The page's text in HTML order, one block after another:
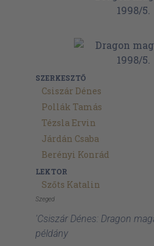
SZERKESZTŐ
Csiszár Dénes
Pollák Tamás
Tézsla Ervin
Járdán Csaba
Berényi Konrád
LEKTOR
Szőts Katalin
Szeged
'Csiszár Dénes: Dragon
példány